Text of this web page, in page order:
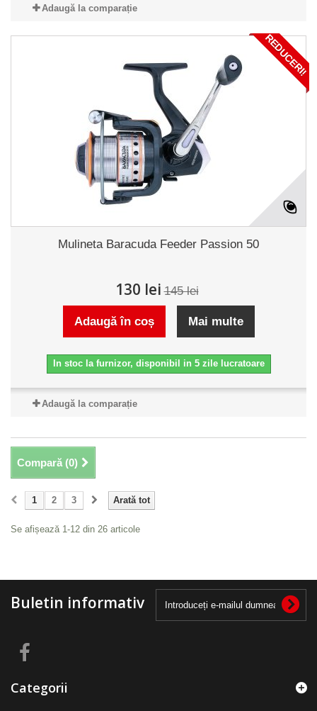
Adaugă la comparație
REDUCERI!
Mulineta Baracuda Feeder Passion 50
130 lei 145 lei
Adaugă în coș Mai multe
In stoc la furnizor, disponibil in 5 zile lucratoare
Adaugă la comparație
Compară (0)
Arată tot
1 2 3
Se afișează 1-12 din 26 articole
Buletin informativ
Categorii